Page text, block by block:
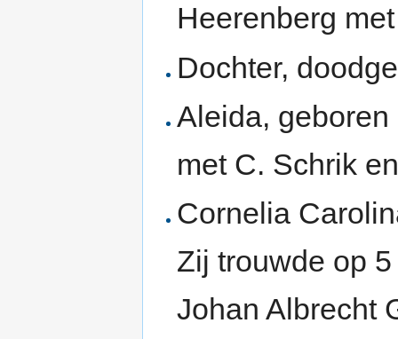
Heerenberg
Dochter,
Aleida,
met C. Schrik
Cornelia
Zij trouwde op
Johan Albrecht